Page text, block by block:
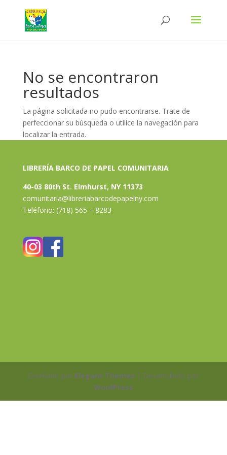
No se encontraron
resultados
La página solicitada no pudo encontrarse. Trate de
perfeccionar su búsqueda o utilice la navegación para
localizar la entrada.
LIBRERÍA BARCO DE PAPEL COMUNITARIA
40-03 80th St. Elmhurst, NY 11373
comunitaria@libreriabarcodepapelny.com
Teléfono: (718) 565 – 8283
Diseñado por Elegant Themes | Desarrollado por
WordPress